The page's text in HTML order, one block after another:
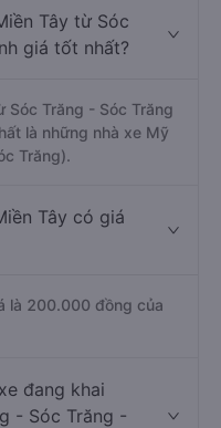
Tây từ Sóc
giá tốt nhất?
Sóc Trăng - Sóc Trăng
là những nhà xe Mỹ
Trăng).
Tây có giá
là 200.000 đồng của
đang khai
- Sóc Trăng -